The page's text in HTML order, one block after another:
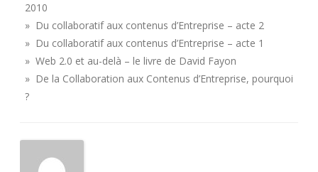
2010
» Du collaboratif aux contenus d’Entreprise – acte 2
» Du collaboratif aux contenus d’Entreprise – acte 1
» Web 2.0 et au-delà – le livre de David Fayon
» De la Collaboration aux Contenus d’Entreprise, pourquoi
?